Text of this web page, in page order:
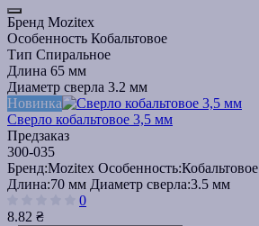
Бренд Mozitex
Особенность Кобальтовое
Тип Спиральное
Длина 65 мм
Диаметр сверла 3.2 мм
Новинка
Сверло кобальтовое 3,5 мм
Предзаказ
300-035
Бренд:Mozitex Особенность:Кобальтовое
Длина:70 мм Диаметр сверла:3.5 мм
0
8.82 ₴